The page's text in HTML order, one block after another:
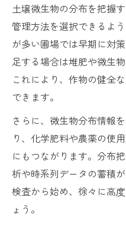
土壌微生物の分布を把握
管理方法を選択できるよ
が多い圃場では早期に対
足する場合は堆肥や微生
これにより、作物の健全
できます。
さらに、微生物分布情報
り、化学肥料や農薬の使
にもつながります。分布
析や時系列データの蓄積
検査から始め、徐々に高
ょう。